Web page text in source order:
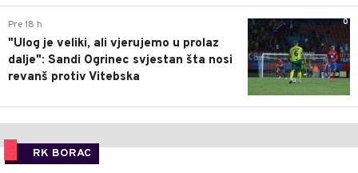
0
Pre 18 h
"Ulog je veliki, ali vjerujemo u prolaz
dalje": Sandi Ogrinec svjestan šta nosi
revanš protiv Vitebska
RK BORAC